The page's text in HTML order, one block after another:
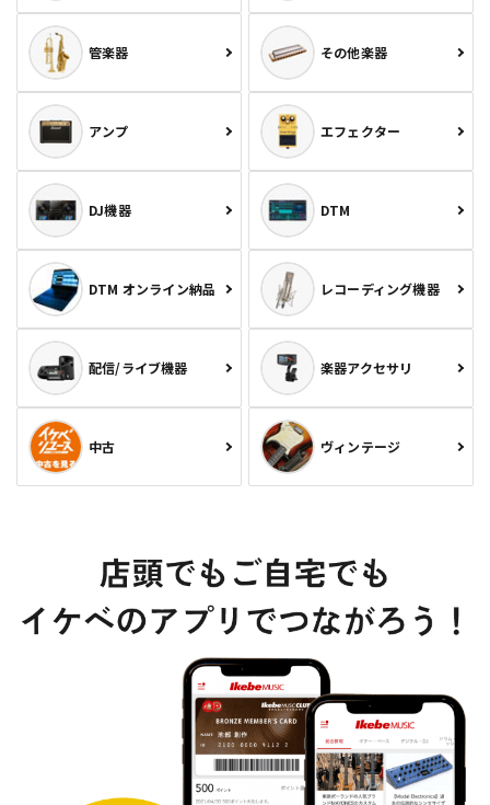
管楽器 その他楽器
アンプ エフェクター
DJ機器 DTM
DTM オンライン納品 レコーディング機器
配信/ライブ機器 楽器アクセサリ
中古 ヴィンテージ